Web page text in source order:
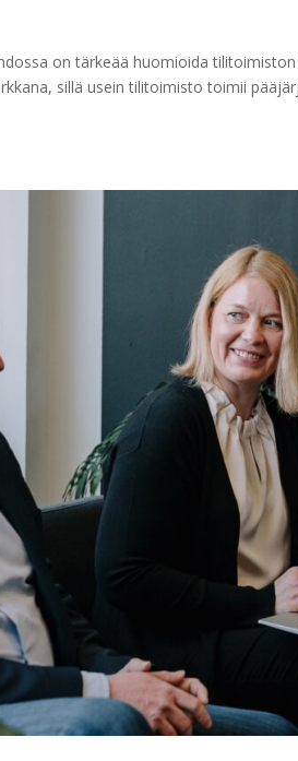
on tärkeää huomioida
sillä usein tilitoimisto toimii